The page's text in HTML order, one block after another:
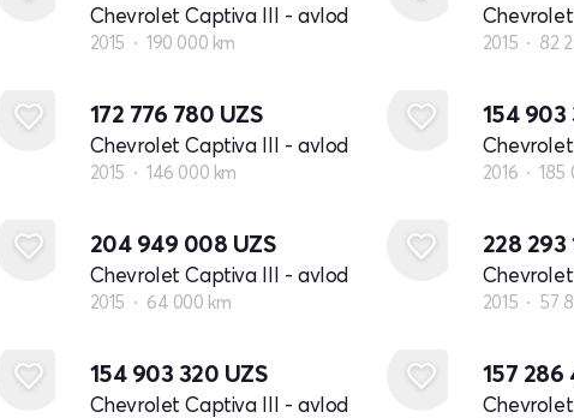
Chevrolet Captiva III - avlod
2015 190 000 km 2015 82
172 776 780 UZS
Chevrolet Captiva III - avlod
2015 146 000 km
154 903
2016 185
204 949 008 UZS
Chevrolet Captiva III - avlod
2015 64 000 km
228 293
2015 57
154 903 320 UZS
Chevrolet Captiva III - avlod
157 286